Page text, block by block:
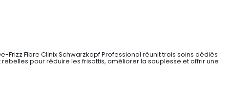
Frizz Fibre Clinix Schwarzkopf Professional réunit trois soins dédiés
pour réduire les frisottis, améliorer la souplesse et offrir une